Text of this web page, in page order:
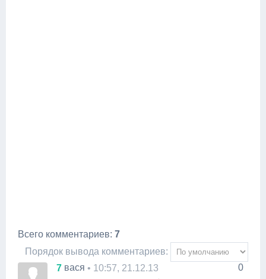
Всего комментариев: 7
Порядок вывода комментариев:
0
7 вася • 10:57, 21.12.13